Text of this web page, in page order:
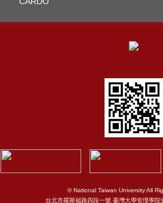
© National Taiwan University All
台北市羅斯福路四段一號 臺灣大學管理學